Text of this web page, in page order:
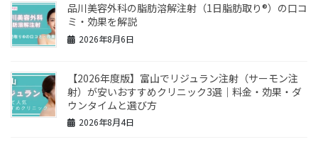
品川美容外科の脂肪溶解注射（1日脂肪取り®）の口コ
ミ・効果を解説
2026年8月6日
【2026年度版】富山でリジュラン注射（サーモン注
射）が安いおすすめクリニック3選｜料金・効果・ダ
ウンタイムと選び方
2026年8月4日